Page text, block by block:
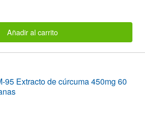
Añadir al carrito
95 Extracto de cúrcuma 450mg 60